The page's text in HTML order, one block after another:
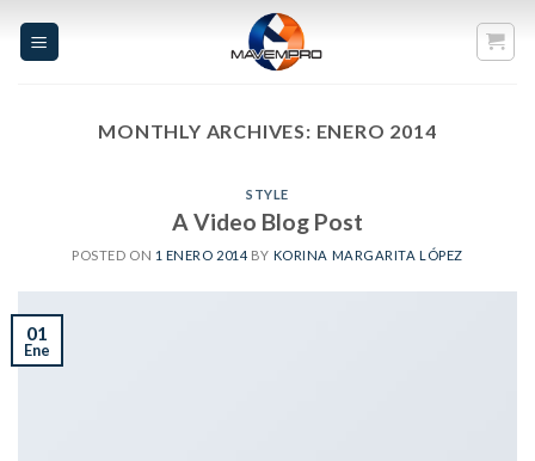
MONTHLY ARCHIVES: ENERO 2014
STYLE
A Video Blog Post
POSTED ON 1 ENERO 2014BY KORINA MARGARITA LÓPEZ
01
Ene